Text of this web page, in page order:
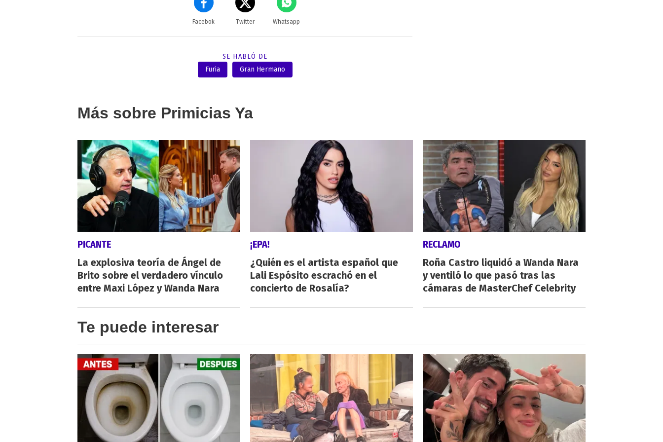
Facebok Twitter Whatsapp
SE HABLÓ DE
Furia
Gran Hermano
Más sobre Primicias Ya
PICANTE
La explosiva teoría de Ángel de
Brito sobre el verdadero vínculo
entre Maxi López y Wanda Nara
¡EPA!
¿Quién es el artista español que
Lali Espósito escrachó en el
concierto de Rosalía?
RECLAMO
Roña Castro liquidó a Wanda Nara
y ventiló lo que pasó tras las
cámaras de MasterChef Celebrity
Te puede interesar